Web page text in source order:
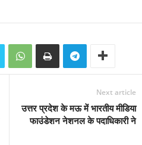
Next article
उत्तर प्रदेश के मऊ में भारतीय मीडिया
फाउंडेशन नेशनल के पदाधिकारी ने